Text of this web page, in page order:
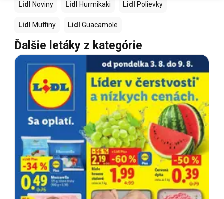
Lidl Noviny Lidl Hurmikaki Lidl Polievky
Lidl Muffiny Lidl Guacamole
Ďalšie letáky z kategórie